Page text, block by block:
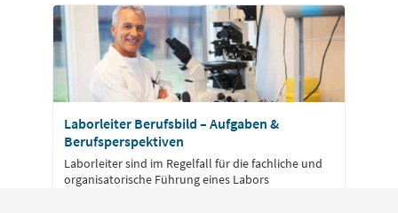
Laborleiter Berufsbild – Aufgaben &
Berufsperspektiven
Laborleiter sind im Regelfall für die fachliche und
organisatorische Führung eines Labors